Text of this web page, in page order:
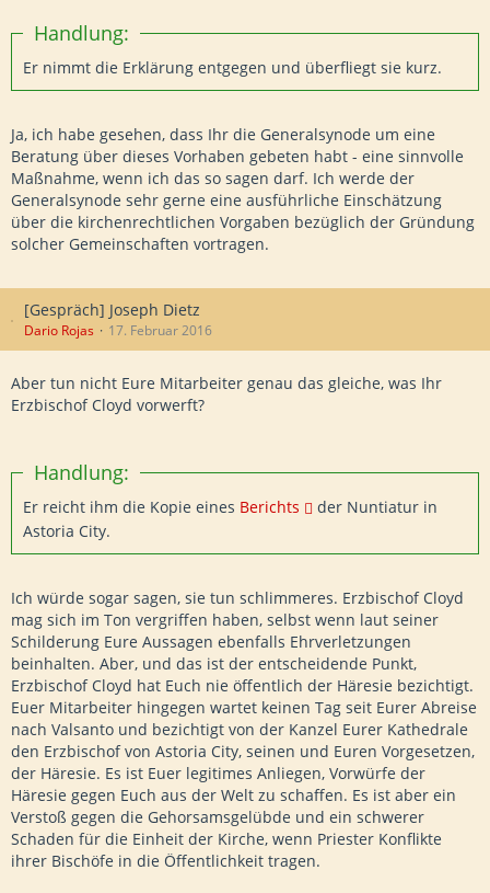
Handlung:
Er nimmt die Erklärung entgegen und überfliegt sie kurz.
Ja, ich habe gesehen, dass Ihr die Generalsynode um eine
Beratung über dieses Vorhaben gebeten habt - eine sinnvolle
Maßnahme, wenn ich das so sagen darf. Ich werde der
Generalsynode sehr gerne eine ausführliche Einschätzung
über die kirchenrechtlichen Vorgaben bezüglich der Gründung
solcher Gemeinschaften vortragen.
[Gespräch] Joseph Dietz
Dario Rojas 17. Februar 2016
Aber tun nicht Eure Mitarbeiter genau das gleiche, was Ihr
Erzbischof Cloyd vorwerft?
Handlung:
Er reicht ihm die Kopie eines Berichts
der Nuntiatur in
Astoria City.
Ich würde sogar sagen, sie tun schlimmeres. Erzbischof Cloyd
mag sich im Ton vergriffen haben, selbst wenn laut seiner
Schilderung Eure Aussagen ebenfalls Ehrverletzungen
beinhalten. Aber, und das ist der entscheidende Punkt,
Erzbischof Cloyd hat Euch nie öffentlich der Häresie bezichtigt.
Euer Mitarbeiter hingegen wartet keinen Tag seit Eurer Abreise
nach Valsanto und bezichtigt von der Kanzel Eurer Kathedrale
den Erzbischof von Astoria City, seinen und Euren Vorgesetzen,
der Häresie. Es ist Euer legitimes Anliegen, Vorwürfe der
Häresie gegen Euch aus der Welt zu schaffen. Es ist aber ein
Verstoß gegen die Gehorsamsgelübde und ein schwerer
Schaden für die Einheit der Kirche, wenn Priester Konflikte
ihrer Bischöfe in die Öffentlichkeit tragen.